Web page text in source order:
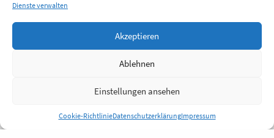
Dienste verwalten
Akzeptieren
Ablehnen
Einstellungen ansehen
Cookie-RichtlinieDatenschutzerklärungImpressum